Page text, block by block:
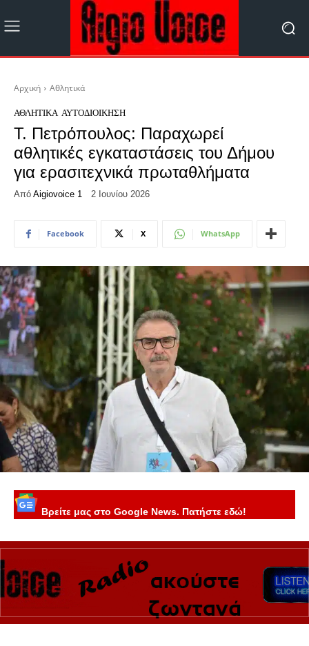
Αρχική Αθλητικά
ΑΘΛΗΤΙΚΆ ΑΥΤΟΔΙΟΊΚΗΣΗ
Τ. Πετρόπουλος: Παραχωρεί
αθλητικές εγκαταστάσεις του Δήμου
για ερασιτεχνικά πρωταθλήματα
Από Aigiovoice 1 2 Ιουνίου 2026
Facebook X WhatsApp
Βρείτε μας στο Google News. Πατήστε εδώ!